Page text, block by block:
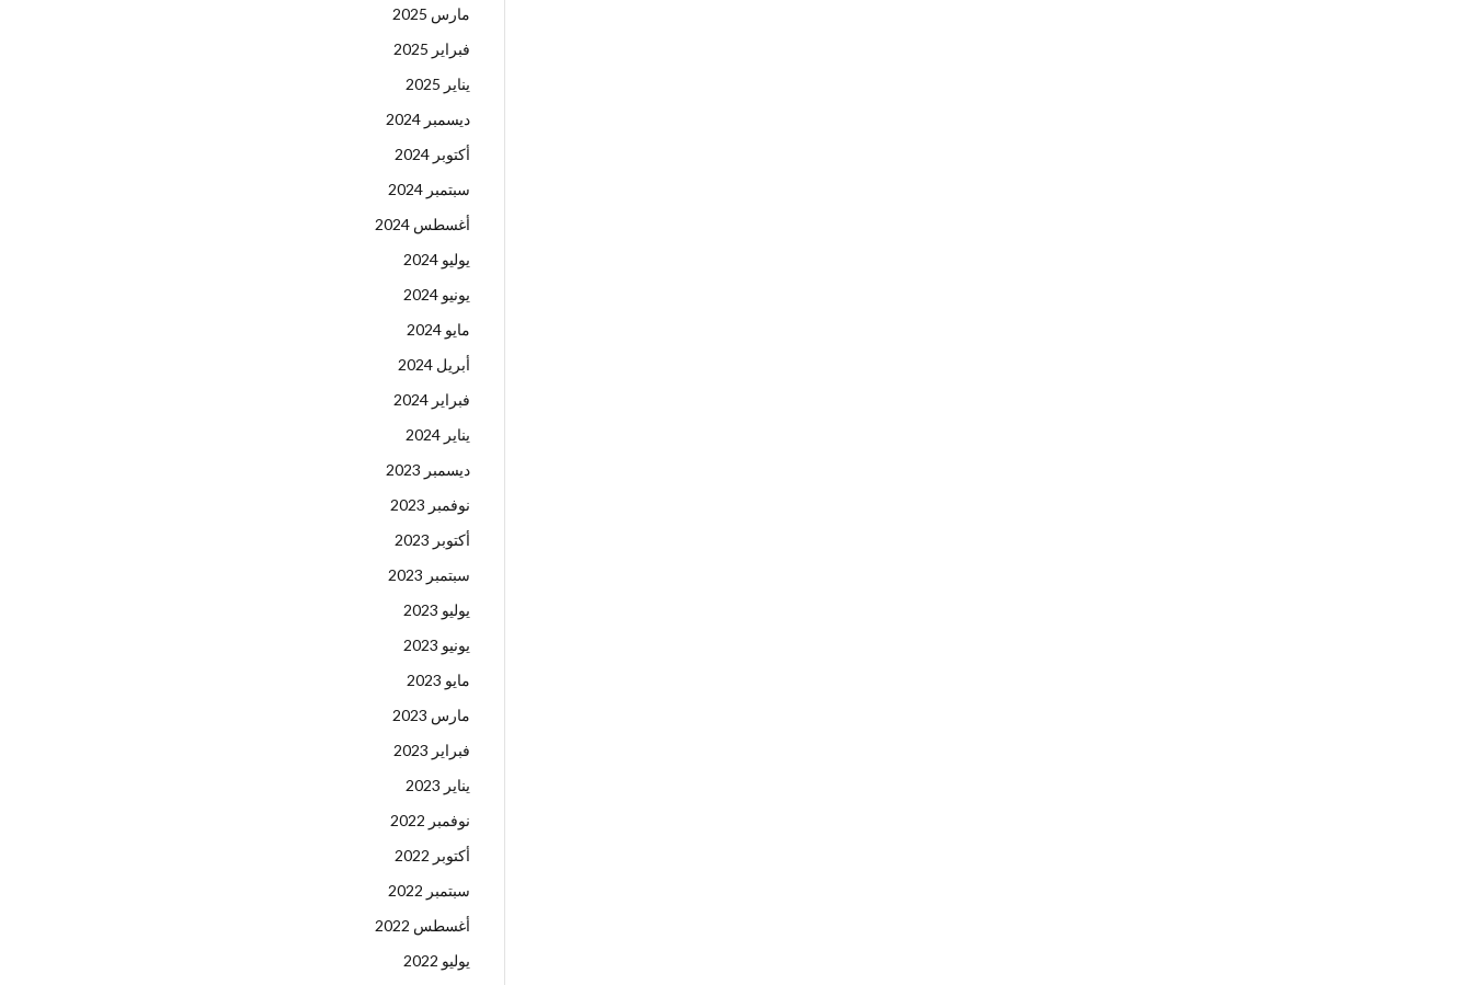
مارس 2025
فبراير 2025
يناير 2025
ديسمبر 2024
أكتوبر 2024
سبتمبر 2024
أغسطس 2024
يوليو 2024
يونيو 2024
مايو 2024
أبريل 2024
فبراير 2024
يناير 2024
ديسمبر 2023
نوفمبر 2023
أكتوبر 2023
سبتمبر 2023
يوليو 2023
يونيو 2023
مايو 2023
مارس 2023
فبراير 2023
يناير 2023
نوفمبر 2022
أكتوبر 2022
سبتمبر 2022
أغسطس 2022
يوليو 2022